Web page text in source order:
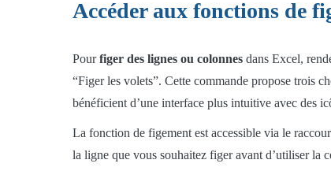
Accéder aux fonctions de
Pourfiger des lignes ou colonnes dans Excel,
“Figer les volets”. Cette commande propose trois
bénéficient d’une interface plus intuitive avec des
La fonction de figement est accessible via le
la ligne que vous souhaitez figer avant d’utiliser la